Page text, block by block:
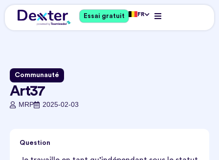
Essai gratuit FR
Communauté
Art37
MRP 2025-02-03
Question